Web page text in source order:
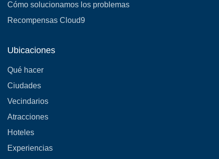
Cómo solucionamos los problemas
Recompensas Cloud9
Ubicaciones
Qué hacer
Ciudades
Vecindarios
Atracciones
Hoteles
Experiencias